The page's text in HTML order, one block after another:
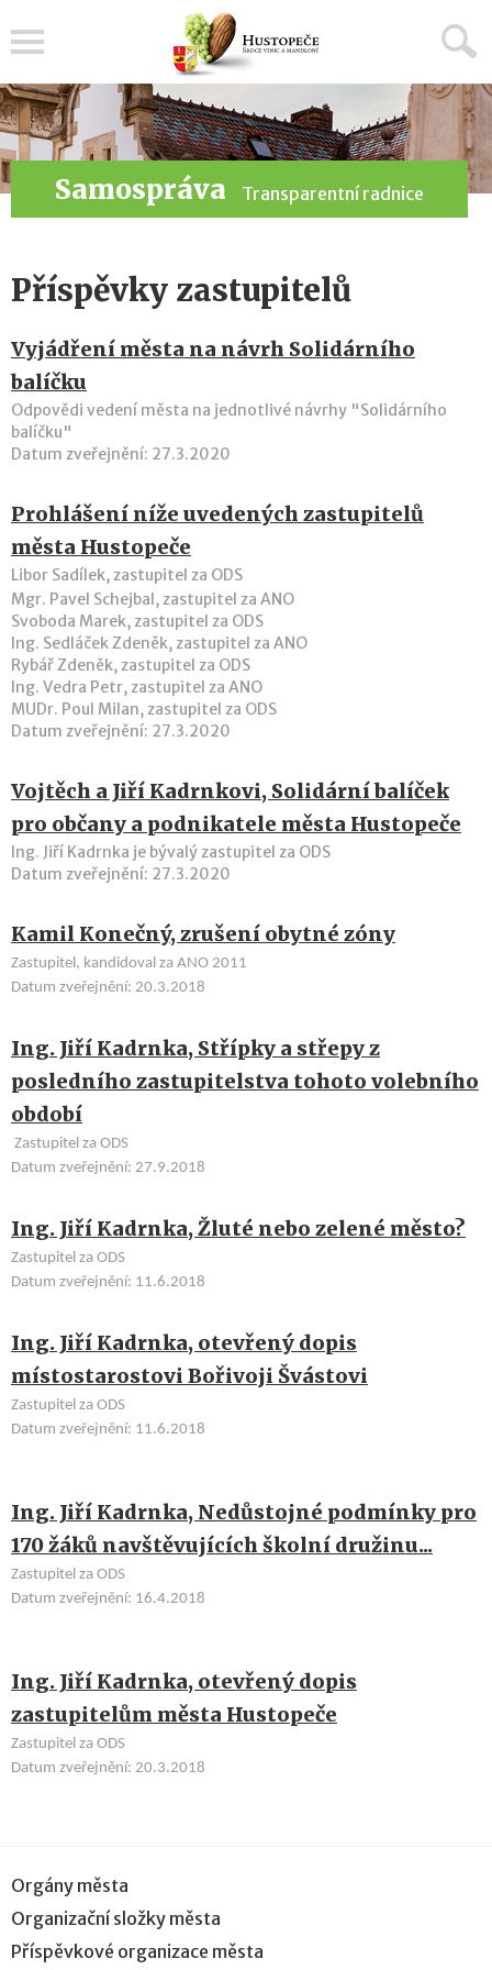
Samospráva Transparentní radnice
Příspěvky zastupitelů
Vyjádření města na návrh Solidárního
balíčku
Odpovědi vedení města na jednotlivé návrhy "Solidárního
balíčku"
Datum zveřejnění: 27.3.2020
Prohlášení níže uvedených zastupitelů
města Hustopeče
Libor Sadílek, zastupitel za ODS
Mgr. Pavel Schejbal, zastupitel za ANO
Svoboda Marek, zastupitel za ODS
Ing. Sedláček Zdeněk, zastupitel za ANO
Rybář Zdeněk, zastupitel za ODS
Ing. Vedra Petr, zastupitel za ANO
MUDr. Poul Milan, zastupitel za ODS
Datum zveřejnění: 27.3.2020
Vojtěch a Jiří Kadrnkovi, Solidární balíček
pro občany a podnikatele města Hustopeče
Ing. Jiří Kadrnka je bývalý zastupitel za ODS
Datum zveřejnění: 27.3.2020
Kamil Konečný, zrušení obytné zóny
Zastupitel, kandidoval za ANO 2011
Datum zveřejnění: 20.3.2018
Ing. Jiří Kadrnka, Střípky a střepy z
posledního zastupitelstva tohoto volebního
období
Zastupitel za ODS
Datum zveřejnění: 27.9.2018
Ing. Jiří Kadrnka, Žluté nebo zelené město?
Zastupitel za ODS
Datum zveřejnění: 11.6.2018
Ing. Jiří Kadrnka, otevřený dopis
místostarostovi Bořivoji Švástovi
Zastupitel za ODS
Datum zveřejnění: 11.6.2018
Ing. Jiří Kadrnka, Nedůstojné podmínky pro
170 žáků navštěvujících školní družinu...
Zastupitel za ODS
Datum zveřejnění: 16.4.2018
Ing. Jiří Kadrnka, otevřený dopis
zastupitelům města Hustopeče
Zastupitel za ODS
Datum zveřejnění: 20.3.2018
Orgány města
Organizační složky města
Příspěvkové organizace města